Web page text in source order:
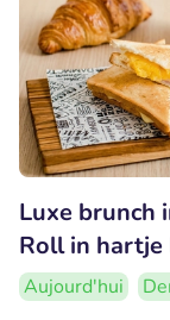
Luxe brunch
Roll in hartje
Aujourd'hui